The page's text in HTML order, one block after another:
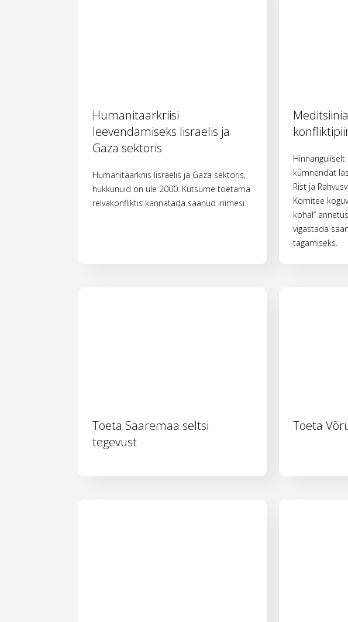
Humanitaarkriisi
leevendamiseks Iisraelis ja
Gaza sektoris
Humanitaarkriis Iisraelis ja Gaza sektoris,
hukkunuid on üle 2000. Kutsume toetama
relvakonfliktis kannatada saanud inimesi.
kümnendat
Rist ja
Komitee
kohal“
vigastada
tagamiseks.
Toeta Saaremaa seltsi
tegevust
Toeta